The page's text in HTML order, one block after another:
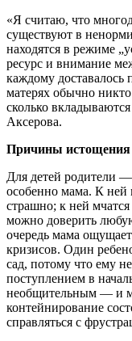
«Я считаю, что
существуют в
находятся в режиме
ресурс и внимание
каждому доставалось
матерях обычно
сколько
Аксерова.
Причины истощения
Для детей родители —
особенно мама. К ней
страшно; к ней
можно доверить
очередь мама
кризисов. Один
сад, потому что ему
поступлением в
необщительным — и
контейнирование
справляться с